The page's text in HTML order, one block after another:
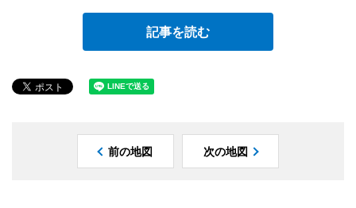
記事を読む
前の地図 次の地図